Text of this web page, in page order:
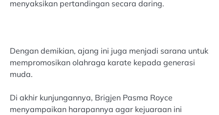
menyaksikan pertandingan secara daring.
Dengan demikian, ajang ini juga menjadi sarana untuk
mempromosikan olahraga karate kepada generasi
muda.
Di akhir kunjungannya, Brigjen Pasma Royce
menyampaikan harapannya agar kejuaraan ini